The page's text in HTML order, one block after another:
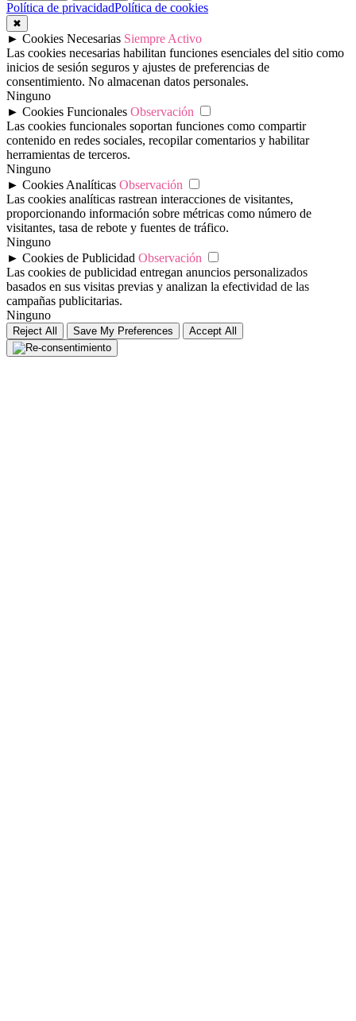
Política de privacidadPolítica de cookies
✖
► Cookies Necesarias Siempre Activo
Las cookies necesarias habilitan funciones esenciales del sitio como
inicios de sesión seguros y ajustes de preferencias de
consentimiento. No almacenan datos personales.
Ninguno
► Cookies Funcionales Observación
Las cookies funcionales soportan funciones como compartir
contenido en redes sociales, recopilar comentarios y habilitar
herramientas de terceros.
Ninguno
► Cookies Analíticas Observación
Las cookies analíticas rastrean interacciones de visitantes,
proporcionando información sobre métricas como número de
visitantes, tasa de rebote y fuentes de tráfico.
Ninguno
► Cookies de Publicidad Observación
Las cookies de publicidad entregan anuncios personalizados
basados en sus visitas previas y analizan la efectividad de las
campañas publicitarias.
Ninguno
Reject All Save My Preferences Accept All